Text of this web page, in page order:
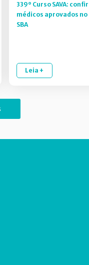
339º Curso SAVA:
médicos aprovados
SBA
Leia +